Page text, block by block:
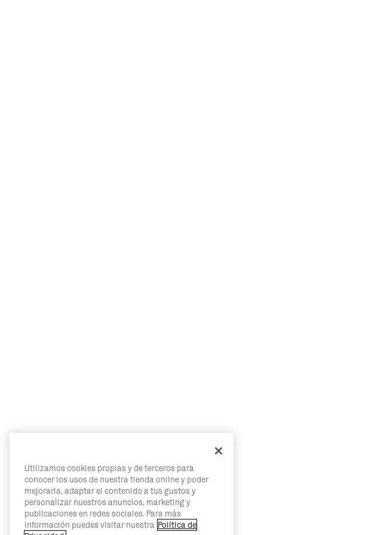
Utilizamos cookies propias y de terceros para
conocer los usos de nuestra tienda online y poder
mejorarla, adaptar el contenido a tus gustos y
personalizar nuestros anuncios, marketing y
publicaciones en redes sociales. Para más
información puedes visitar nuestra Política de